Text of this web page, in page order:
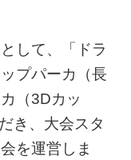
して、「ドラ
プパーカ（長
（3Dカッ
き、大会スタ
を運営しま